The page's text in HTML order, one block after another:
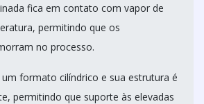
fica em contato com vapor de
permitindo que os
no processo.
formato cilíndrico e sua estrutura é
permitindo que suporte às elevadas